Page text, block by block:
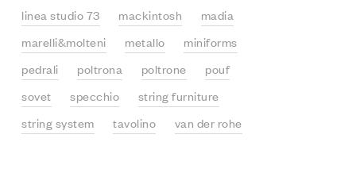
linea studio 73
mackintosh
madia
marelli&molteni
metallo
miniforms
pedrali
poltrona poltrone
pouf
sovet
specchio
string furniture
string system
tavolino van der rohe